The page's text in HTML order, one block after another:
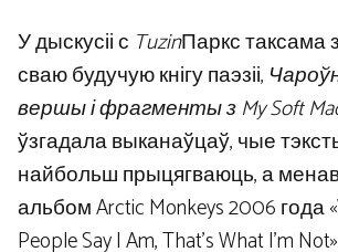
У дыскусіі с TuzinПаркс таксама
сваю будучую кнігу паэзіі,
вершы і фрагменты з My Soft
ўзгадала выканаўцаў, чые
найбольш прыцягваюць, а
альбом Arctic Monkeys 2006 года
People Say I Am, That’s What I’m